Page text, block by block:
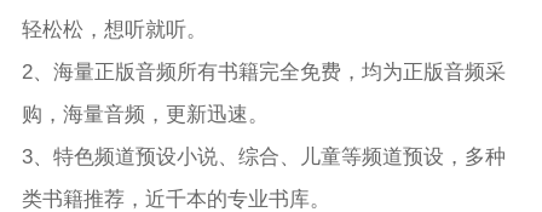
轻松松，想听就听。
2、海量正版音频所有书籍完全免费，均为正版音频采
购，海量音频，更新迅速。
3、特色频道预设小说、综合、儿童等频道预设，多种
类书籍推荐，近千本的专业书库。